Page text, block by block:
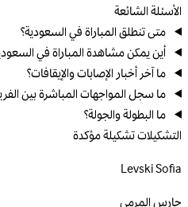
الأسئلة الشائعة
متى تنطلق المباراة في السعودية؟
أين يمكن مشاهدة المباراة في
ما آخر أخبار الإصابات والإيقافات؟
ما سجل المواجهات المباشرة بين
ما البطولة والجولة؟
التشكيلاتتشكيلة مؤكدة
Levski Sofia